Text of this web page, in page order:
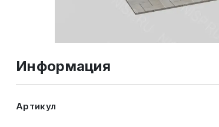
Информация
Артикул